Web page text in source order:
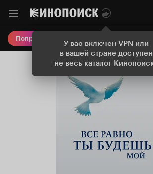
У вас включен VPN или
в вашей стране доступен
не весь каталог
Попробовать Плюс Онлайн-